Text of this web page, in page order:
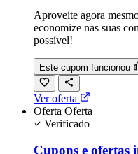
Aproveite agora
economize nas suas
possível!
Este cupom funcionou
Ver oferta
Oferta Oferta
Verificado
Cupons e ofertas